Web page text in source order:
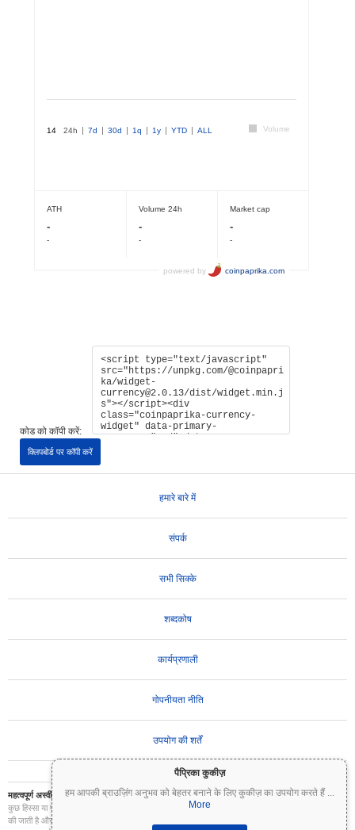
पैप्रिका कुकीज़
हम आपकी ब्राउज़िंग अनुभव को बेहतर बनाने के लिए कुकीज़ का उपयोग करते हैं ...
More
कोड को कॉपी करें:
क्लिपबोर्ड पर कॉपी करें
हमारे बारे में
संपर्क
सभी सिक्के
शब्दकोष
कार्यप्रणाली
गोपनीयता नीति
उपयोग की शर्तें
महत्वपूर्ण अस्वीकरण:क्रिप्टोकरेंसी अत्यधिक अस्थिर हैं और इनमें महत्वपूर्ण जोखिम शामिल है। आप अपने निवेश का
कुछ हिस्सा या पूरा निवेश खो सकते हैं। Coinpaprika पर सभी जानकारी केवल सूचनात्मक उद्देश्यों के लिए प्रदान
की जाती है और यह वित्तीय या निवेश सलाह नहीं है। निवेश के निर्णय लेने से पहले हमेशा अपना स्वयं का शोध